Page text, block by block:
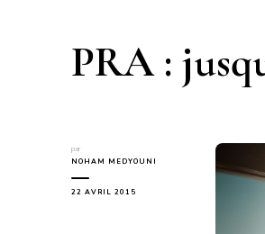
PRA :
par
NOHAM MEDYOUNI
22 AVRIL 2015